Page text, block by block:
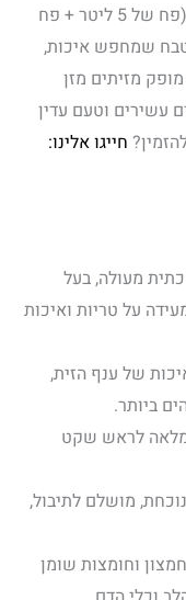
הזית הכתית המעולה שלנו בנפח 7 ליטר (פח של 5 ליטר + פח
שמחפש איכות,
מזיתים מזן
עשירים וטעם עדין
חייגו אלינו:
מעולה, בעל
שאינה עולה על 0.5%, המעידה על טריות ואיכות
של ענף הזית,
ביותר.
לראש שקט
מושלם לתיבול,
וחומצות שומן